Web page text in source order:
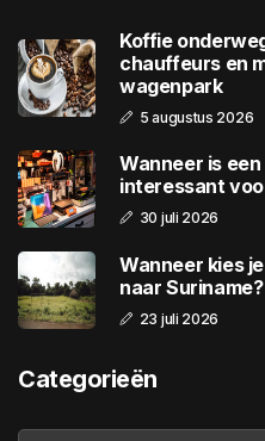
Koffie
chauffeurs en
wagenpark
5 augustus 2026
Wanneer is
interessant
30 juli 2026
Wanneer kies
naar Suriname?
23 juli 2026
Categorieën